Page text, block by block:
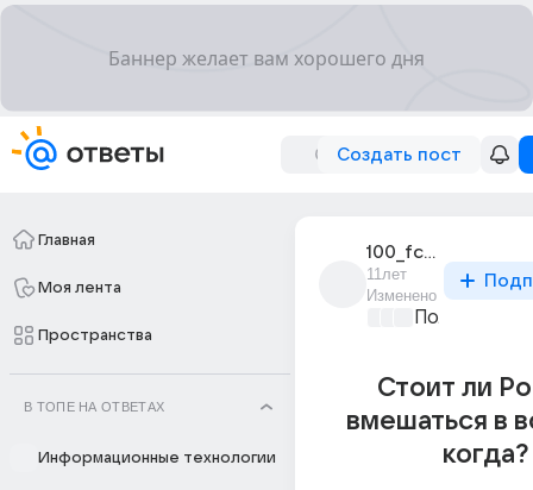
Создать пост
Главная
Моя лента
Пространства
В ТОПЕ НА ОТВЕТАХ
Информационные технологии
100_fcvb
11лет
Изменено
Стоит ли
вмешаться в
когда?